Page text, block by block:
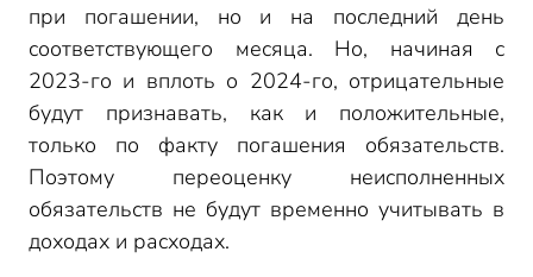
при погашении, но и на последний день
соответствующего месяца. Но, начиная с
2023-го и вплоть о 2024-го, отрицательные
будут признавать, как и положительные,
только по факту погашения обязательств.
Поэтому переоценку неисполненных
обязательств не будут временно учитывать в
доходах и расходах.